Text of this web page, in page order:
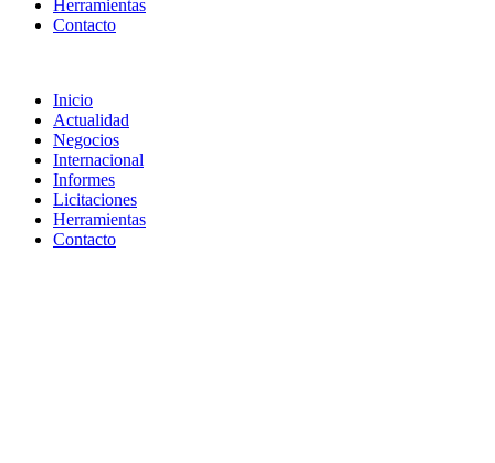
Herramientas
Contacto
Inicio
Actualidad
Negocios
Internacional
Informes
Licitaciones
Herramientas
Contacto